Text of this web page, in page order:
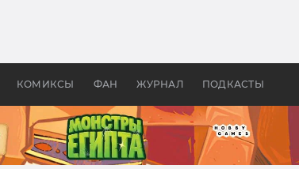
КОМИКСЫ ФАН ЖУРНАЛ ПОДКАСТЫ
—
бы «Властелина колец»